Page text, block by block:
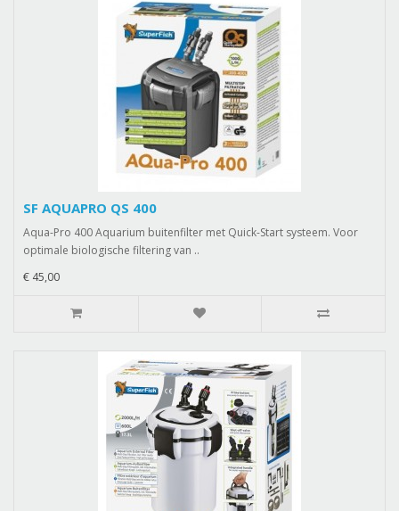
SF AQUAPRO QS 400
Aqua-Pro 400 Aquarium buitenfilter met Quick-Start systeem. Voor
optimale biologische filtering van ..
€ 45,00